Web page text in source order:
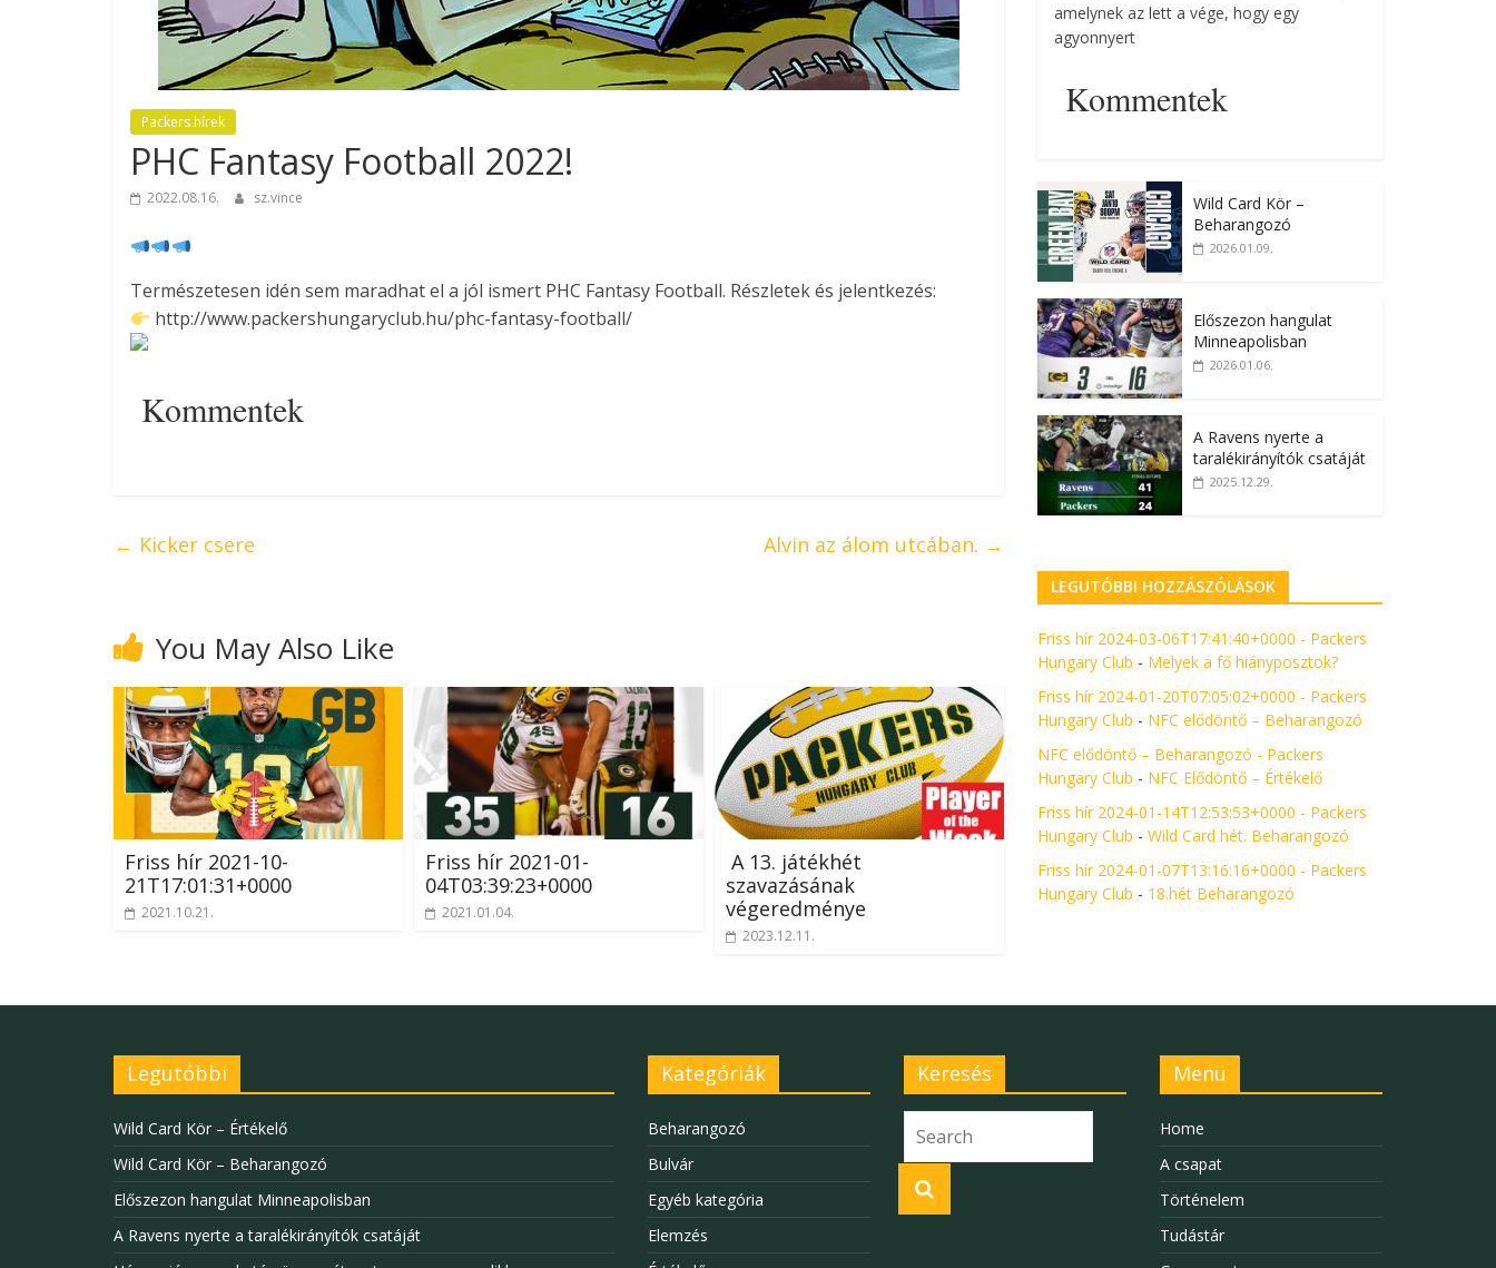
Packers hírek
PHC Fantasy Football 2022!
2022.08.16. sz.vince
Természetesen idén sem maradhat el a jól ismert PHC Fantasy Football. Részletek és jelentkezés:
http://www.packershungaryclub.hu/phc-fantasy-football/
Kommentek
← Kicker csere Alvin az álom utcában. →
You May Also Like
Friss hír 2021-10-
21T17:01:31+0000
2021.10.21.
Friss hír 2021-01-
04T03:39:23+0000
2021.01.04.
A 13. játékhét
szavazásának
végeredménye
2023.12.11.
amelynek az lett a vége, hogy egy
agyonnyert
Kommentek
Wild Card Kör –
Beharangozó
2026.01.09.
Előszezon hangulat
Minneapolisban
2026.01.06.
A Ravens nyerte a
taralékirányítók csatáját
2025.12.29.
LEGUTÓBBI HOZZÁSZÓLÁSOK
Friss hír 2024-03-06T17:41:40+0000 - Packers
Hungary Club - Melyek a fő hiányposztok?
Friss hír 2024-01-20T07:05:02+0000 - Packers
Hungary Club - NFC elődöntő – Beharangozó
NFC elődöntő – Beharangozó - Packers
Hungary Club - NFC Elődöntő – Értékelő
Friss hír 2024-01-14T12:53:53+0000 - Packers
Hungary Club - Wild Card hét. Beharangozó
Friss hír 2024-01-07T13:16:16+0000 - Packers
Hungary Club - 18.hét Beharangozó
Legutóbbi
Wild Card Kör – Értékelő
Wild Card Kör – Beharangozó
Előszezon hangulat Minneapolisban
A Ravens nyerte a taralékirányítók csatáját
Kategóriák
Beharangozó
Bulvár
Egyéb kategória
Elemzés
Keresés Menü
Home
A csapat
Történelem
Tudástár